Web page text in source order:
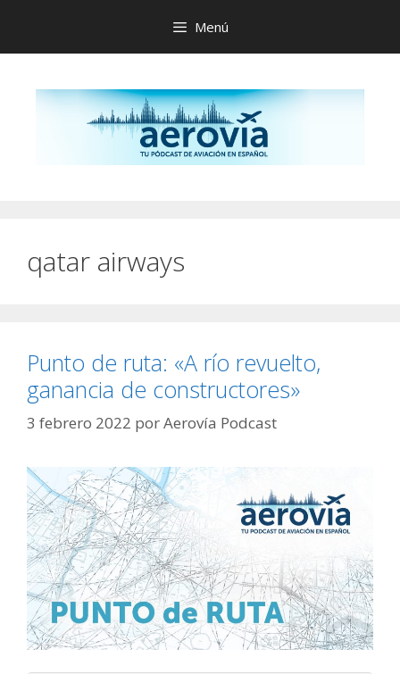
contenido
Menú
qatar airways
Punto de ruta: «A río revuelto,
ganancia de constructores»
3 febrero 2022 porAerovía Podcast